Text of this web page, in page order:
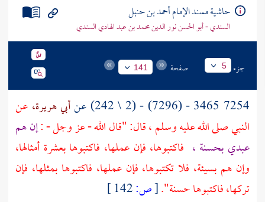
حاشية مسند الإمام أحمد بن حنبل
السندي - أبو الحسن نور الدين محمد بن عبد الهادي السندي
جزء 5 صفحة 141
7254 3465 - (7296) - (2 \ 242) عن أبي هريرة، عن
النبي صلى الله عليه وسلم ، قال: "قال الله - عز وجل - :إن هم
عبدي بحسنة ، فاكتبوها، فإن عملها، فاكتبوها بعشرة أمثالها،
وإن هم بسيئة، فلا تكتبوها، فإن عملها، فاكتبوها بمثلها، فإن
تركها، فاكتبوها حسنة".[ص: